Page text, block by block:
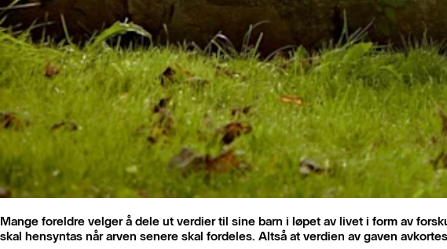
Mange foreldre velger å dele ut verdier til sine barn i løpet av livet i form av
skal hensyntas når arven senere skal fordeles. Altså at verdien av gaven